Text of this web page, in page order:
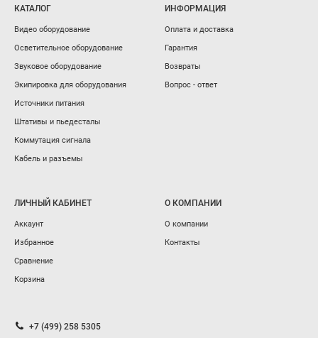
КАТАЛОГ
Видео оборудование
Осветительное оборудование
Звуковое оборудование
Экипировка для оборудования
Источники питания
Штативы и пьедесталы
Коммутация сигнала
Кабель и разъемы
ИНФОРМАЦИЯ
Оплата и доставка
Гарантия
Возвраты
Вопрос - ответ
ЛИЧНЫЙ КАБИНЕТ
Аккаунт
Избранное
Сравнение
Корзина
О КОМПАНИИ
О компании
Контакты
+7 (499) 258 5305